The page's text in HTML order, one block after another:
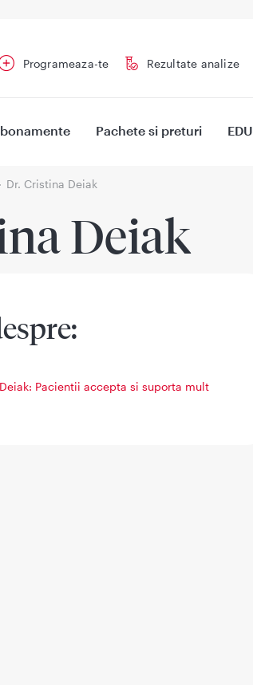
Programeaza-te Rezultate analize
Pachete si preturi EDU
Dr. Cristina Deiak
Deiak
Pacientii accepta si suporta mult